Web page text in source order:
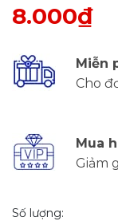
8.000₫
Miễn
Cho
Mua
Giảm
Số lượng: